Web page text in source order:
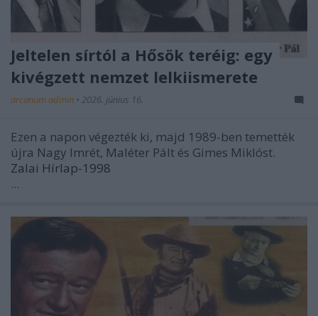
Jeltelen sírtól a Hősök teréig: egy
kivégzett nemzet lelkiismerete
arcanum admin • 2026. június 16.
Ezen a napon végezték ki, majd 1989-ben temették
újra Nagy Imrét, Maléter Pált és Gimes Miklóst.
Zalai Hírlap-1998
...